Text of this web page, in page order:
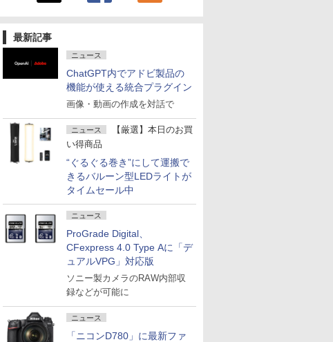
最新記事
ニュース
ChatGPT内でアドビ製品の
機能が使える統合プラグイン
画像・動画の作成を対話で
ニュース
【厳選】本日のお買
い得商品
“ぐるぐる巻き”にして運搬で
きるバルーン型LEDライトが
タイムセール中
ニュース
ProGrade Digital、
CFexpress 4.0 Type Aに「デ
ュアルVPG」対応版
ソニー製カメラのRAW内部収
録などが可能に
ニュース
「ニコンD780」に最新ファ